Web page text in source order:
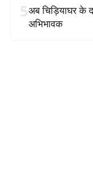
5अब चिड़ियाघर के
अभिभावक